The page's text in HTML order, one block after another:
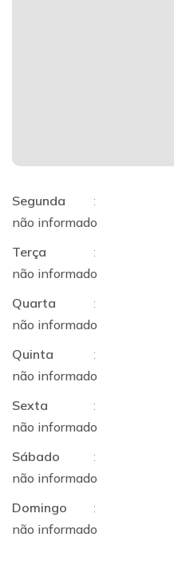
Segunda
:
não informado
Terça
:
não informado
Quarta
:
não informado
Quinta
:
não informado
Sexta
:
não informado
Sábado
:
não informado
Domingo
:
não informado